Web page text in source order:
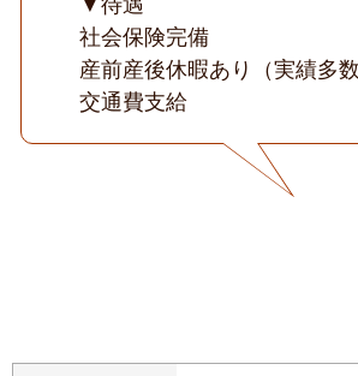
社会保険完備
産前産後休暇あり（実績多数
交通費支給